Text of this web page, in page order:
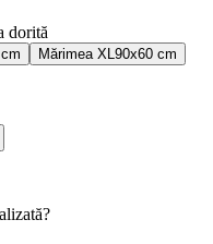
dorită
Mărimea XL 90x60 cm